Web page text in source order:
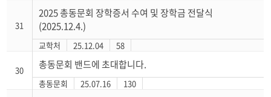
31
2025 총동문회 장학증서 수여 및 장학금 전달식
(2025.12.4.)
교학처 25.12.04 58
30 총동문회 밴드에 초대합니다.
총동문회 25.07.16 130